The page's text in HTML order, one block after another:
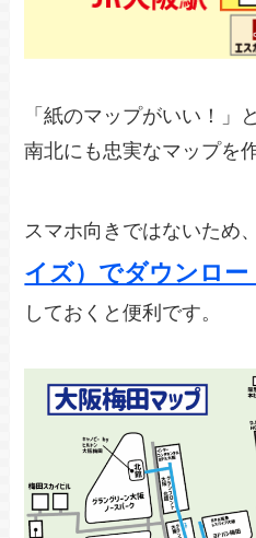
「紙のマップがいい！」
南北にも忠実なマップを
スマホ向きではないため
イズ）でダウンロー
しておくと便利です。